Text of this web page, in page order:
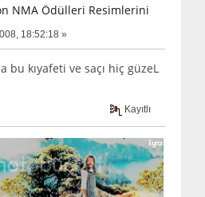
NMA Ödülleri Resimlerini
18:52:18 »
bu kıyafeti ve saçı hiç güzeL
Kayıtlı